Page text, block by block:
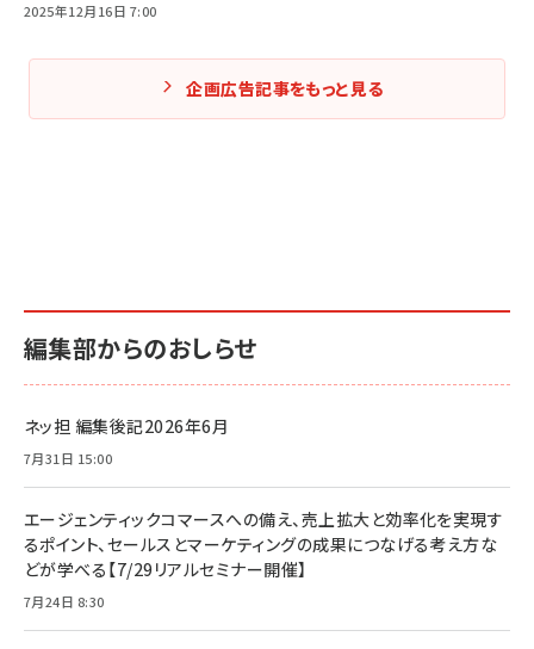
2025年12月16日 7:00
企画広告記事をもっと見る
編集部からのおしらせ
ネッ担 編集後記2026年6月
7月31日 15:00
エージェンティックコマースへの備え、売上拡大と効率化を実現す
るポイント、セールスとマーケティングの成果につなげる考え方な
どが学べる【7/29リアルセミナー開催】
7月24日 8:30